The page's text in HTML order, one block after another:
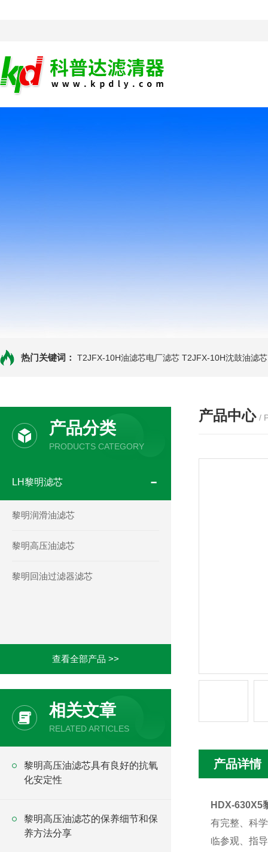
热门关键词： T2JFX-10H油滤芯电厂滤芯 T2JFX-10H沈鼓油滤芯
产品分类
PRODUCTS CATEGORY
LH黎明滤芯
黎明润滑油滤芯
黎明高压油滤芯
黎明回油过滤器滤芯
查看全部产品 >>
相关文章
RELATED ARTICLES
黎明高压油滤芯具有良好的抗氧
化安定性
黎明高压油滤芯的保养细节和保
养方法分享
产品中心 /
产品详情
HDX-630X5
有完整、科
临参观、指